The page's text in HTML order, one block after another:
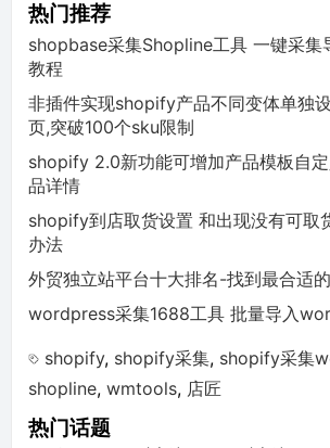
热门推荐
shopbase采集Shopline工具 一键采集
教程
非插件实现shopify产品不同变体单独
页,突破100个sku限制
shopify 2.0新功能可增加产品模板自
品详情
shopify到店取货设置 和出现没有可取
办法
外贸独立站平台十大排名-找到最合适
wordpress采集1688工具 批量导入
shopify, shopify采集, shopify采集
shopline, wmtools, 店匠
热门话题